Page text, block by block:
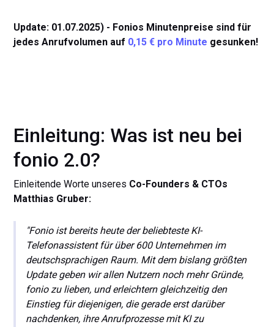
Update: 01.07.2025) - Fonios Minutenpreise sind für
jedes Anrufvolumen auf 0,15 € pro Minute gesunken!
Einleitung: Was ist neu bei
fonio 2.0?
Einleitende Worte unseres Co-Founders & CTOs
Matthias Gruber:
"Fonio ist bereits heute der beliebteste KI-
Telefonassistent für über 600 Unternehmen im
deutschsprachigen Raum. Mit dem bislang größten
Update geben wir allen Nutzern noch mehr Gründe,
fonio zu lieben, und erleichtern gleichzeitig den
Einstieg für diejenigen, die gerade erst darüber
nachdenken, ihre Anrufprozesse mit KI zu